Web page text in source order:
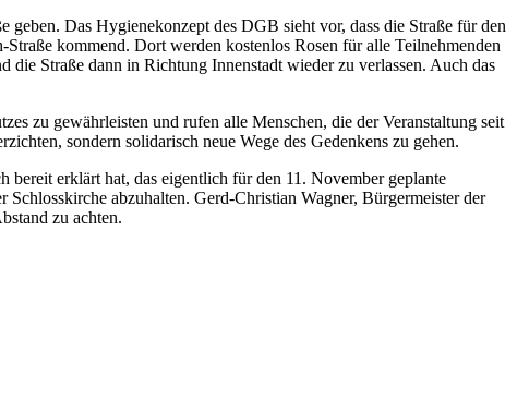
geben. Das Hygienekonzept des DGB sieht vor, dass die Straße für den
kommend. Dort werden kostenlos Rosen für alle Teilnehmenden
die Straße dann in Richtung Innenstadt wieder zu verlassen. Auch das
zu gewährleisten und rufen alle Menschen, die der Veranstaltung seit
sondern solidarisch neue Wege des Gedenkens zu gehen.
bereit erklärt hat, das eigentlich für den 11. November geplante
abzuhalten. Gerd-Christian Wagner, Bürgermeister der
zu achten.